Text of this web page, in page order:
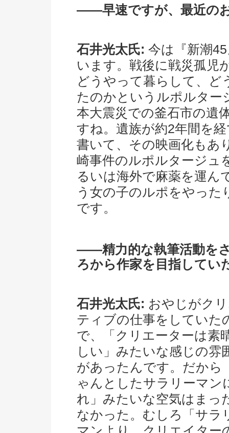
――早速ですが、最近の
石井光太氏: 今は『新潮
います。戦後に戦災孤児
どうやって暮らして、ど
たのかというルポルター
本大震災での釜石市の遺
すね。遺族が約2年間を
書いて、その映画化もあ
崎事件のルポルタージュ
るいは海外で麻薬を運ん
う女の子のルポをやっ
です。
――精力的な執筆活動を
ろから作家を目指してい
石井光太氏: おやじがク
ティブの仕事をしていた
で、「クリエーターは素
しい」みたいな感じの雰
があったんです。だから
ゃんとしたサラリーマン
れ」みたいな空気はまっ
なかった。むしろ「サラ